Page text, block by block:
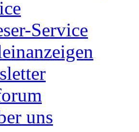
Service
uns